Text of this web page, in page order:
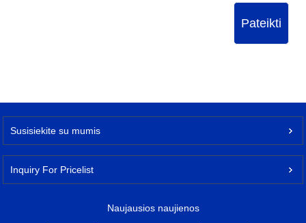
Pateikti
Susisiekite su mumis
Inquiry For Pricelist
Naujausios naujienos